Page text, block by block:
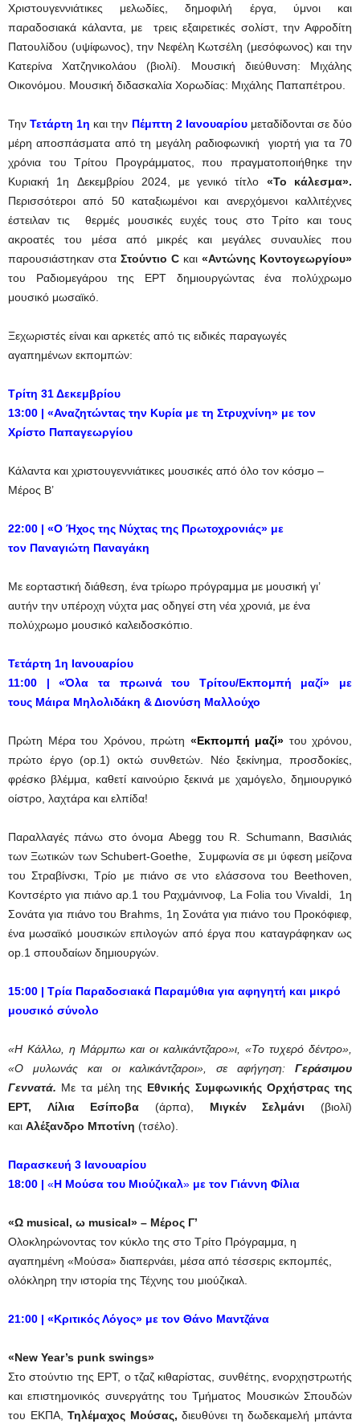
Χριστουγεννιάτικες μελωδίες, δημοφιλή έργα, ύμνοι και
παραδοσιακά κάλαντα, με τρεις εξαιρετικές σολίστ, την Αφροδίτη
Πατουλίδου (υψίφωνος), την Νεφέλη Κωτσέλη (μεσόφωνος) και την
Κατερίνα Χατζηνικολάου (βιολί). Μουσική διεύθυνση: Μιχάλης
Οικονόμου. Μουσική διδασκαλία Χορωδίας: Μιχάλης Παπαπέτρου.
ΤηνΤετάρτη 1η και την Πέμπτη 2 Ιανουαρίουμεταδίδονται σε δύο
μέρη αποσπάσματα από τη μεγάλη ραδιοφωνική γιορτή για τα 70
χρόνια του Τρίτου Προγράμματος, που πραγματοποιήθηκε την
Κυριακή 1η Δεκεμβρίου 2024, με γενικό τίτλο «Το κάλεσμα».
Περισσότεροι από 50 καταξιωμένοι και ανερχόμενοι καλλιτέχνες
έστειλαν τις θερμές μουσικές ευχές τους στο Τρίτο και τους
ακροατές του μέσα από μικρές και μεγάλες συναυλίες που
παρουσιάστηκαν στα Στούντιο C και «Αντώνης Κοντογεωργίου»
του Ραδιομεγάρου της ΕΡΤ δημιουργώντας ένα πολύχρωμο
μουσικό μωσαϊκό.
Ξεχωριστές είναι και αρκετές από τις ειδικές παραγωγές
αγαπημένων εκπομπών:
Τρίτη 31 Δεκεμβρίου
13:00 | «Αναζητώντας την Κυρία με τη Στρυχνίνη» με τον
Χρίστο Παπαγεωργίου
Κάλαντα και χριστουγεννιάτικες μουσικές από όλο τον κόσμο –
Μέρος Β’
22:00 | «Ο Ήχος της Νύχτας της Πρωτοχρονιάς» με
τον Παναγιώτη Παναγάκη
Με εορταστική διάθεση, ένα τρίωρο πρόγραμμα με μουσική γι’
αυτήν την υπέροχη νύχτα μας οδηγεί στη νέα χρονιά, με ένα
πολύχρωμο μουσικό καλειδοσκόπιο.
Τετάρτη 1η Ιανουαρίου
11:00 | «Όλα τα πρωινά του Τρίτου/Εκπομπή μαζί» με
τους Μάιρα Μηλολιδάκη & Διονύση Μαλλούχο
Πρώτη Μέρα του Χρόνου, πρώτη «Εκπομπή μαζί» του χρόνου,
πρώτο έργο (op.1) οκτώ συνθετών. Νέο ξεκίνημα, προσδοκίες,
φρέσκο βλέμμα, καθετί καινούριο ξεκινά με χαμόγελο, δημιουργικό
οίστρο, λαχτάρα και ελπίδα!
Παραλλαγές πάνω στο όνομα Abegg του R. Schumann, Βασιλιάς
των Ξωτικών των Schubert-Goethe, Συμφωνία σε μι ύφεση μείζονα
του Στραβίνσκι, Τρίο με πιάνο σε ντο ελάσσονα του Beethoven,
Κοντσέρτο για πιάνο αρ.1 του Ραχμάνινοφ, La Folia του Vivaldi, 1η
Σονάτα για πιάνο του Brahms, 1η Σονάτα για πιάνο του Προκόφιεφ,
ένα μωσαϊκό μουσικών επιλογών από έργα που καταγράφηκαν ως
op.1 σπουδαίων δημιουργών.
15:00 | Τρία Παραδοσιακά Παραμύθια για αφηγητή και μικρό
μουσικό σύνολο
«Η Κάλλω, η Μάρμπω και οι καλικάντζαρο»ι, «Το τυχερό δέντρο»,
«Ο μυλωνάς και οι καλικάντζαροι», σε αφήγηση: Γεράσιμου
Γεννατά. Με τα μέλη της Εθνικής Συμφωνικής Ορχήστρας της
ΕΡΤ, Λίλια Εσίποβα (άρπα), Μιγκέν Σελμάνι(βιολί)
και Αλέξανδρο Μποτίνη (τσέλο).
Παρασκευή 3 Ιανουαρίου
18:00 | «Η Μούσα του Μιούζικαλ» με τον Γιάννη Φίλια
«Ω musical, ω musical» – Μέρος Γ’
Ολοκληρώνοντας τον κύκλο της στο Τρίτο Πρόγραμμα, η
αγαπημένη «Μούσα» διαπερνάει, μέσα από τέσσερις εκπομπές,
ολόκληρη την ιστορία της Τέχνης του μιούζικαλ.
21:00 | «Κριτικός Λόγος» με τον Θάνο Μαντζάνα
«New Year’s punk swings»
Στο στούντιο της ΕΡΤ, ο τζαζ κιθαρίστας, συνθέτης, ενορχηστρωτής
και επιστημονικός συνεργάτης του Τμήματος Μουσικών Σπουδών
του ΕΚΠΑ,Τηλέμαχος Μούσας,διευθύνει τη δωδεκαμελή μπάντα